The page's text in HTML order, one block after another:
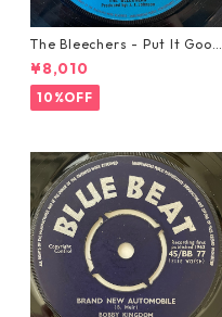
The Bleechers - Put It Good
【7-21637】
¥8,010
10%OFF